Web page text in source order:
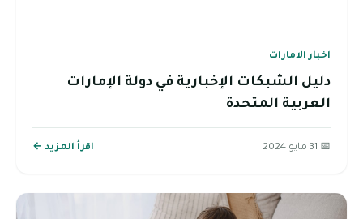
اخبار الامارات
دليل الشبكات الإخبارية في دولة الإمارات
العربية المتحدة
📅 31 مايو 2024 اقرأ المزيد ←